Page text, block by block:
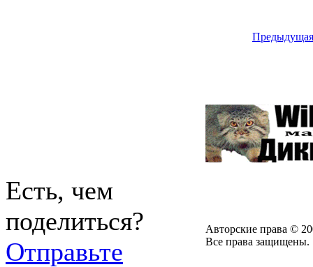
Предыдущая
Есть, чем
поделиться?
Отправьте
Авторские права ©
Все права защищены.